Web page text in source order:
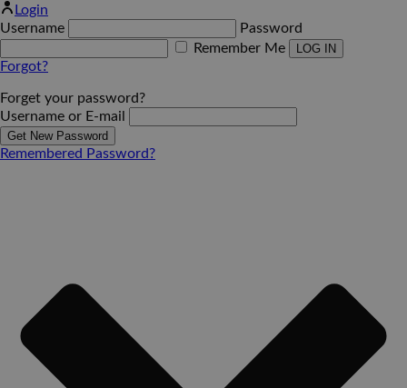
Login
Username
Password
Remember Me
Forgot?
Forget your password?
Username or E-mail
Remembered Password?